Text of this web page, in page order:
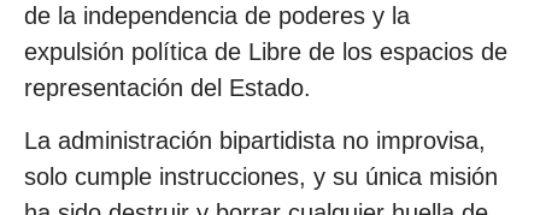
de la independencia de poderes y la
expulsión política de Libre de los espacios de
representación del Estado.
La administración bipartidista no improvisa,
solo cumple instrucciones, y su única misión